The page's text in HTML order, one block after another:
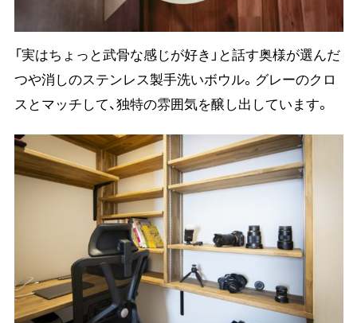
「実はちょっと武骨な感じが好き」と話す奥様が選んだ
つや消しのステンレス製手洗いボウル。グレーのクロ
スとマッチして、独特の雰囲気を醸し出しています。